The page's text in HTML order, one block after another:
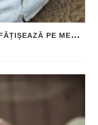
M
ATRIȚA UNEI MĂȘTI CE O ÎNFĂȚIȘEAZĂ PE MEDUSA, DESCOPERITĂ ÎN SICILIA